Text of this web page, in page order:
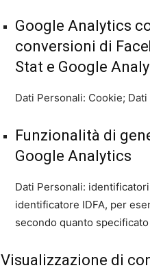
Google Analytics
conversioni di
Stat e Google
Dati Personali: Cookie;
Funzionalità di
Google Analytics
Dati Personali:
identificatore IDFA, per
secondo quanto
Visualizzazione di